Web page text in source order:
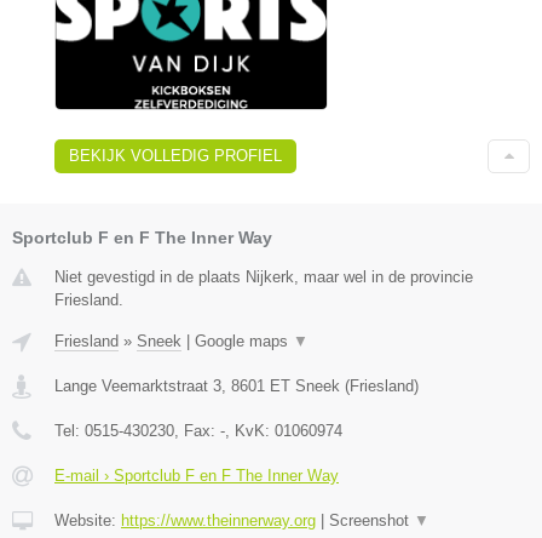
BEKIJK VOLLEDIG PROFIEL
Sportclub F en F The Inner Way
Niet gevestigd in de plaats Nijkerk, maar wel in de provincie
Friesland.
Friesland » Sneek | Google maps ▼
Lange Veemarktstraat 3 8601 ET Sneek (Friesland)
Tel: 0515-430230 , Fax: - , KvK: 01060974
E-mail › Sportclub F en F The Inner Way
Website: https://www.theinnerway.org | Screenshot ▼